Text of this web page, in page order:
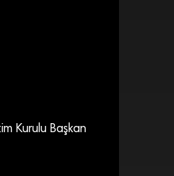
Kurulu Başkan